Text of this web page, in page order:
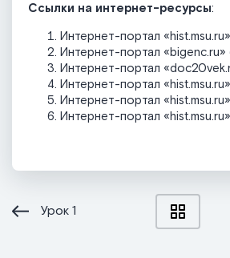
Ссылки на интернет-ресурсы:
Интернет-портал
Интернет-портал «bigenc.ru»
Интернет-портал
Интернет-портал
Интернет-портал
Интернет-портал
Урок1